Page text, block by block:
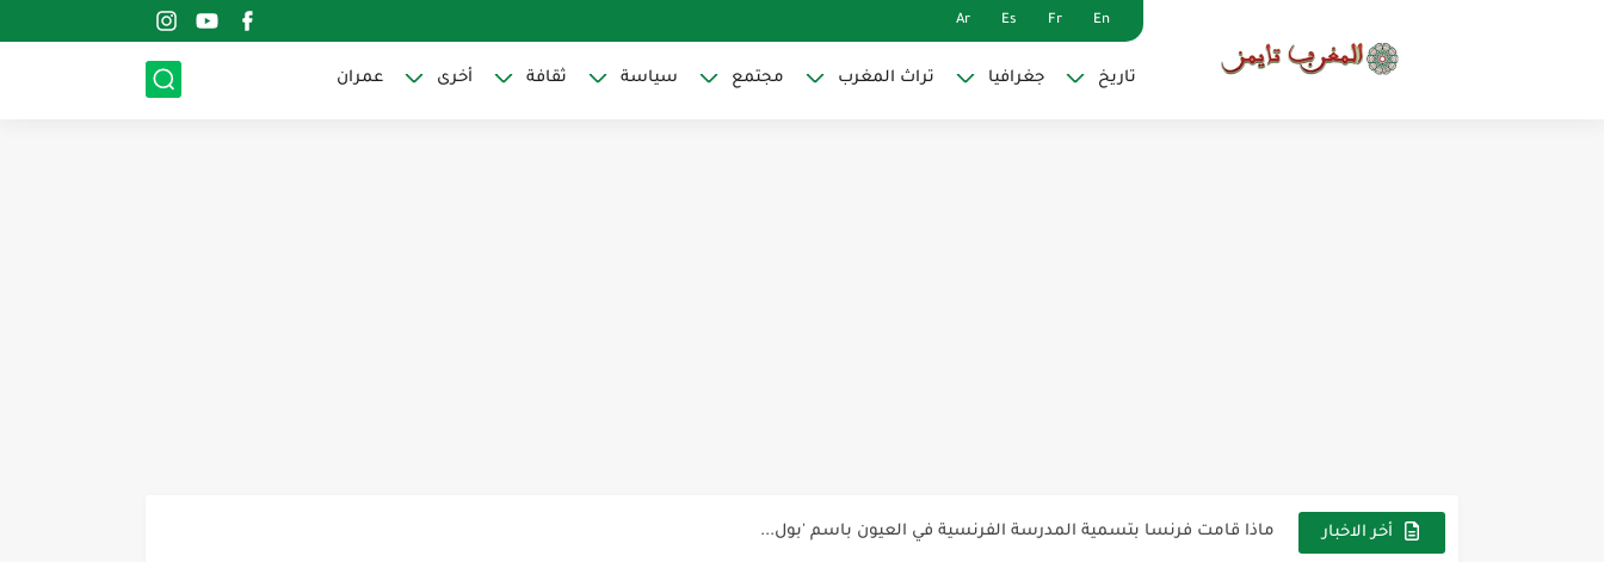
En
Fr
Es
Ar
تاريخ جغرافيا تراث المغرب مجتمع سياسة ثقافة أخرى عمران
أخر الاخبار ماذا قامت فرنسا بتسمية المدرسة الفرنسية في العيون باسم 'بول...